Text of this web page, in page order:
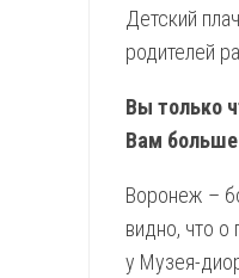
Детский
родителей
Вы только
Вам больше
Воронеж –
видно, что о
у Музея-